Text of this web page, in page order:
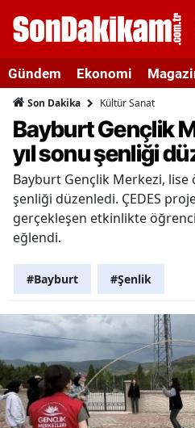
Gündem Ekonomi
Son Dakika Kültür Sanat
Bayburt Gençlik
yıl sonu şenliği
Bayburt Gençlik Merkezi, lise
şenliği düzenledi. ÇEDES
gerçekleşen etkinlikte
eğlendi.
#Bayburt #Şenlik